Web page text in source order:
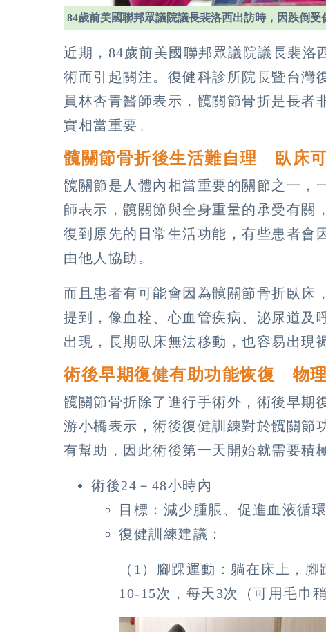
84歲前美國聯邦眾議院議長裴洛西出訪時，因跌倒
近期，84歲前美國聯邦眾議院議長裴洛
術而引起關注。復健科診所院長暨台灣
員林杏青醫師表示，髖關節骨折是長者
實相當重要。
髖關節骨折後生活難自理 臥床
髖關節是人體內相當重要的關節之一，
師表示，髖關節與全身重量的承受有關
復到原先的日常生活功能，有些患者會
由他人協助。
而且患者有可能會因為髖關節骨折臥床
提到，像血栓、心血管疾病、泌尿道及
出現，長期臥床無法移動，也容易出現
術後早期復健有助功能恢復 物
髖關節骨折除了進行手術外，術後早期
游小橋表示，術後復健訓練對於髖關節
有幫助，因此術後第一天開始就需要積
術後24－48小時內
目標：減少腫脹、促進血液循
復健訓練建議：
（1）腳踝運動：躺在床上，
10-15次，每天3次（可用毛巾